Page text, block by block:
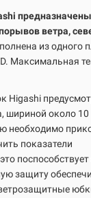
ветра,
из одного
Максимальная
Higashi
шириной около 10
необходимо
показатели
защиту